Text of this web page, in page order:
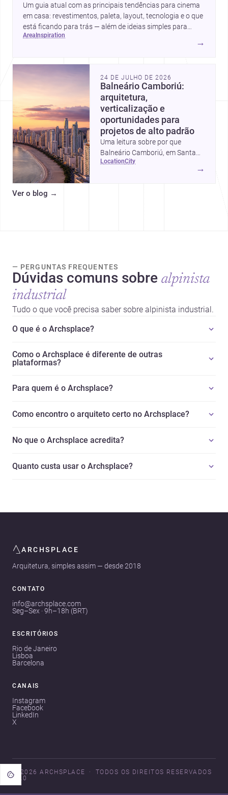
Um guia atual com as principais tendências para cinema
em casa: revestimentos, paleta, layout, tecnologia e o que
está ficando para trás — além de ideias simples para
atualizar sem reforma completa.
area inspiration
→
24 DE JULHO DE 2026
Balneário Camboriú:
arquitetura,
verticalização e
oportunidades para
projetos de alto padrão
Uma leitura sobre por que
Balneário Camboriú, em Santa
Catarina, virou referência em
location city
→
Ver o blog →
— PERGUNTAS FREQUENTES
Dúvidas comuns sobre alpinista
industrial
Tudo o que você precisa saber sobre alpinista industrial.
O que é o Archsplace?
Como o Archsplace é diferente de outras
plataformas?
Para quem é o Archsplace?
Como encontro o arquiteto certo no Archsplace?
No que o Archsplace acredita?
Quanto custa usar o Archsplace?
ARCHSPLACE
Arquitetura, simples assim — desde 2018
CONTATO
info@archsplace.com
Seg–Sex · 9h–18h (BRT)
ESCRITÓRIOS
Rio de Janeiro
Lisboa
Barcelona
CANAIS
Instagram
Facebook
LinkedIn
X
© 2026 ARCHSPLACE
TODOS OS DIREITOS RESERVADOS
V3.0